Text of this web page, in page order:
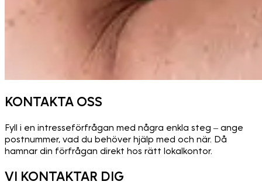
KONTAKTA OSS
Fyll i en intresseförfrågan med några enkla steg – ange
postnummer, vad du behöver hjälp med och när. Då
hamnar din förfrågan direkt hos rätt lokalkontor.
VI KONTAKTAR DIG